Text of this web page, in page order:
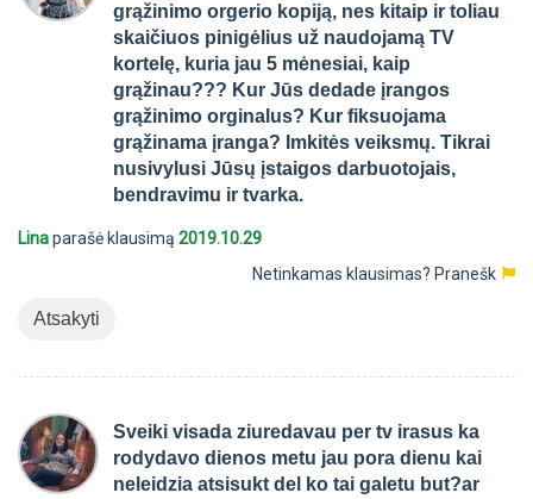
grąžinimo orgerio kopiją, nes kitaip ir toliau
skaičiuos pinigėlius už naudojamą TV
kortelę, kuria jau 5 mėnesiai, kaip
grąžinau??? Kur Jūs dedade įrangos
grąžinimo orginalus? Kur fiksuojama
grąžinama įranga? Imkitės veiksmų. Tikrai
nusivylusi Jūsų įstaigos darbuotojais,
bendravimu ir tvarka.
Linaparašė klausimą 2019.10.29
Netinkamas klausimas? Pranešk
Atsakyti
Sveiki visada ziuredavau per tv irasus ka
rodydavo dienos metu jau pora dienu kai
neleidzia atsisukt del ko tai galetu but?ar